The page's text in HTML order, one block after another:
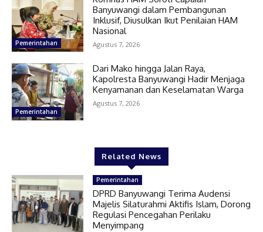
Pemerintahan
Banyuwangi dalam Pembangunan
Inklusif, Diusulkan Ikut Penilaian HAM
Nasional
Agustus 7, 2026
Pemerintahan
Dari Mako hingga Jalan Raya,
Kapolresta Banyuwangi Hadir Menjaga
Kenyamanan dan Keselamatan Warga
Agustus 7, 2026
Related News
Pemerintahan
DPRD Banyuwangi Terima Audensi
Majelis Silaturahmi Aktifis Islam, Dorong
Regulasi Pencegahan Perilaku
Menyimpang